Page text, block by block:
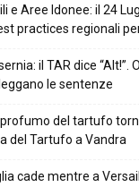
e Aree Idonee: il 24
practices regionali
il TAR dice “Alt!”.
le sentenze
profumo del tartufo
del Tartufo a Vandra
cade mentre a